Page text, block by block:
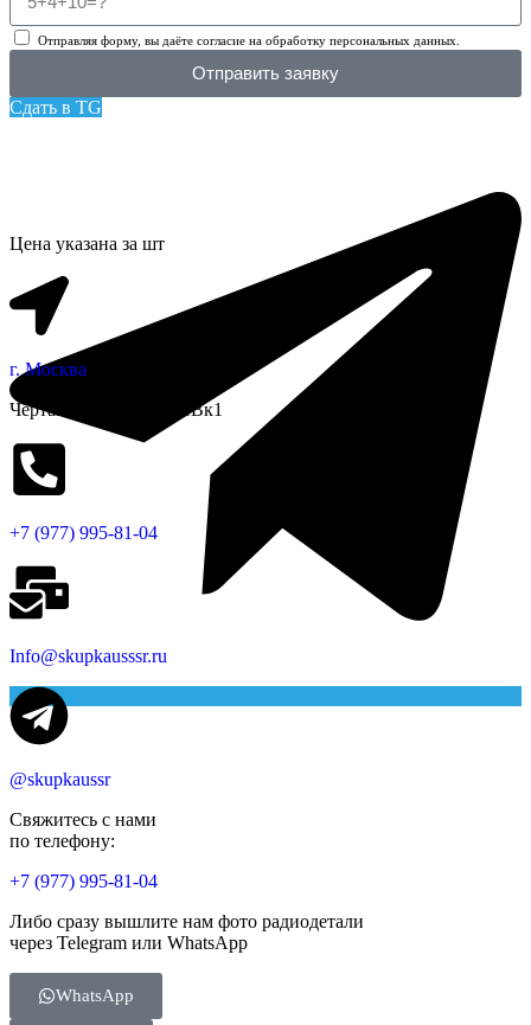
Отправляя форму, вы даёте согласие на обработку персональных данных.
Отправить заявку
Сдать в TG
Цена указана за шт
г. Москва
Чертановская улица, 1Вк1
+7 (977) 995-81-04
Info@skupkausssr.ru
@skupkaussr
Свяжитесь с нами
по телефону:
+7 (977) 995-81-04
Либо сразу вышлите нам фото радиодетали
через Telegram или WhatsApp
WhatsApp